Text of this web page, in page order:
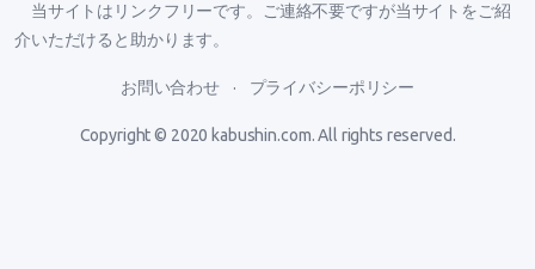
当サイトはリンクフリーです。ご連絡不要ですが当サイトをご紹
介いただけると助かります。
お問い合わせ プライバシーポリシー
Copyright © 2020 kabushin.com. All rights reserved.